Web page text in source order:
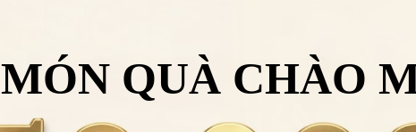
MÓN QUÀ CHÀO